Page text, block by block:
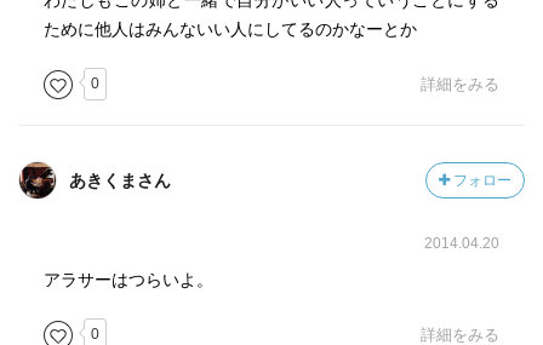
ために他人はみんないい人にしてるのかなーとか
0 詳細をみる
あきくまさん フォロー
2014.04.20
アラサーはつらいよ。
0 詳細をみる